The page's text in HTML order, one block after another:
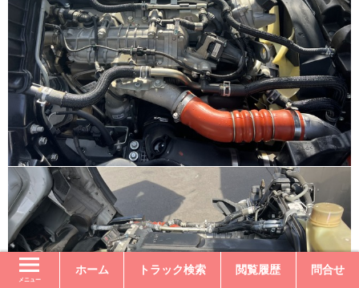
メニュー
ホーム トラック検索 閲覧履歴 問合せ